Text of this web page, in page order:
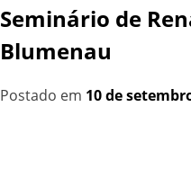
Seminário de
Blumenau
Postado em 10 de